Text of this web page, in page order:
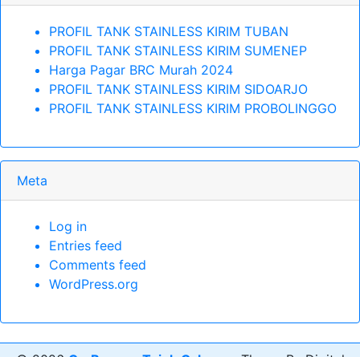
PROFIL TANK STAINLESS KIRIM TUBAN
PROFIL TANK STAINLESS KIRIM SUMENEP
Harga Pagar BRC Murah 2024
PROFIL TANK STAINLESS KIRIM SIDOARJO
PROFIL TANK STAINLESS KIRIM PROBOLINGGO
Meta
Log in
Entries feed
Comments feed
WordPress.org